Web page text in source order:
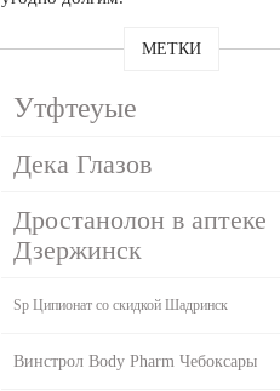
МЕТКИ
Утфтеуые
Дека Глазов
Дростанолон в аптеке
Дзержинск
Sp Ципионат со скидкой Шадринск
Винстрол Body Pharm Чебоксары